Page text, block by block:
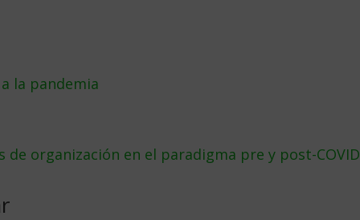
la pandemia
de organización en el paradigma pre y post-COVID